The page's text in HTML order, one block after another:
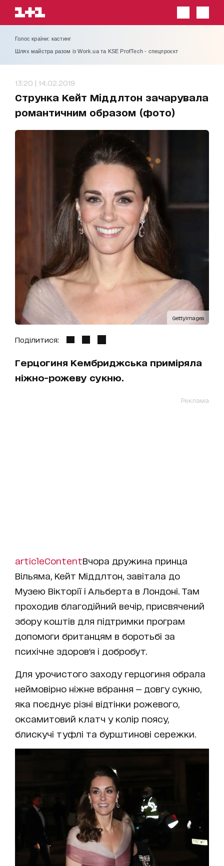
Голос країни: кастинг
Шлях майстра разом із Work.ua та KSE ProfTech - спецпроєкт
13:20 | 14.02.2019
Струнка Кейт Міддлтон зачарувала
романтичним образом (фото)
GettyImages
Поділитися:
Герцогиня Кембриджська приміряла
ніжно-рожеву сукню.
Реклама
articleContentВчора дружина принца
Вільяма, Кейт Міддлтон, завітала до
Музею Вікторії і Альберта в Лондоні. Там
проходив благодійний вечір, присвячений
збору коштів для підтримки програм
допомоги британцям в боротьбі за
психічне здоров'я і добробут.
Для урочистого заходу герцогиня обрала
неймовірно ніжне вбрання — довгу сукню,
яка поєднує різні відтінки рожевого,
оксамитовий клатч у колір поясу,
блискучі туфлі та бурштинові сережки.